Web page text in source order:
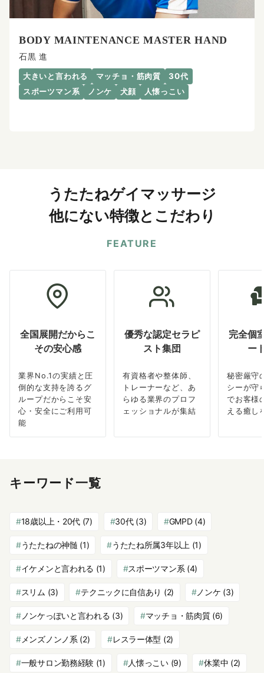
BODY MAINTENANCE MASTER HAND
石黒 進
大きいと言われる マッチョ・筋肉質
30代
スポーツマン系
ノンケ 犬顔 人懐っこい
うたたねゲイマッサージ
他にない特徴とこだわり
FEATURE
全国展開だからこ
その安心感
業界No.1の実績と圧
倒的な支持を誇るグ
ループだからこそ安
心・安全にご利用可
能
優秀な認定セラピ
スト集団
有資格者や整体師、
トレーナーなど、あ
らゆる業界のプロフ
ェッショナルが集結
完全個
ー
秘密厳守
シーが守
でお客様
える癒し
キーワード一覧
18歳以上・20代 (7) 30代(3) GMPD(4)
うたたねの神髄 (1) うたたね所属3年以上 (1)
イケメンと言われる (1) スポーツマン系 (4)
スリム (3) テクニックに自信あり (2) ノンケ (3)
ノンケっぽいと言われる (3) マッチョ・筋肉質(6)
メンズノンノ系 (2) レスラー体型 (2)
一般サロン勤務経験 (1) 人懐っこい(9) 休業中 (2)